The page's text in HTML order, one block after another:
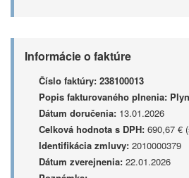
Informácie o faktúre
Číslo faktúry: 238100013
Popis fakturovaného plnenia:
Dátum doručenia: 13.01.2026
Celková hodnota s DPH: 690,67 €
Identifikácia zmluvy: 2010000379
Dátum zverejnenia: 22.01.2026